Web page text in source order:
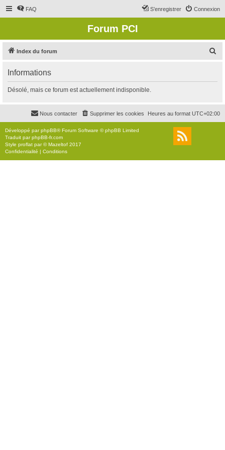
FAQ Connexion
S’enregistrer
Forum PCI
Index du forum
r
c
r
Informations
Désolé, mais ce forum est actuellement indisponible.
Heures au format UTC+02:00
Supprimer les cookies
Nous contacter
Développé parphpBB® Forum Software © phpBB Limited
Traduit parphpBB-fr.com
Style proflat par ©Mazeltof 2017
Confidentialité | Conditions